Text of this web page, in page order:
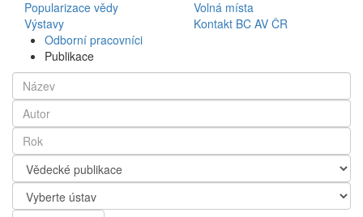
Popularizace vědy
Volná místa
Výstavy
Kontakt BC AV ČR
Odborní pracovníci
Publikace